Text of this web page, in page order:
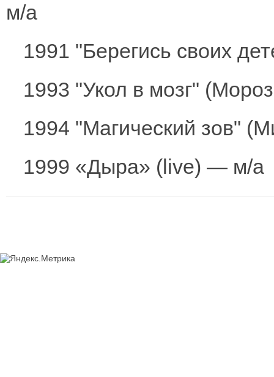
м/а
1991 "Берегись своих
1993 "Укол в мозг"
1994 "Магический зов"
1999 «Дыра» (live) — м/а